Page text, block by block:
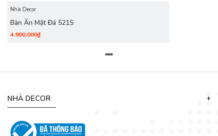
Nhà Decor
Bàn Ăn Mặt Đá 521S
4.900.000₫
NHÀ DECOR